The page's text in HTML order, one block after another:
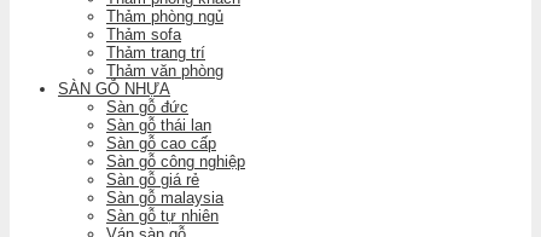
Thảm phòng ngủ
Thảm sofa
Thảm trang trí
Thảm văn phòng
SÀN GỖ NHỰA
Sàn gỗ đức
Sàn gỗ thái lan
Sàn gỗ cao cấp
Sàn gỗ công nghiệp
Sàn gỗ giá rẻ
Sàn gỗ malaysia
Sàn gỗ tự nhiên